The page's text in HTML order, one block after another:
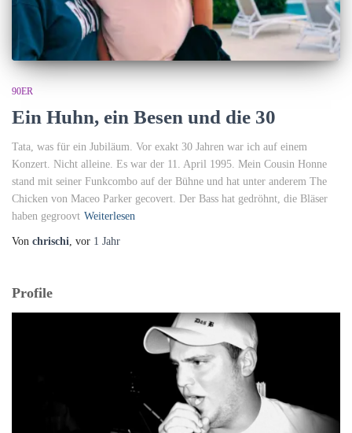
90ER
Ein Huhn, ein Besen und die 30
Tata, was für ein Jubiläum. Vor exakt 30 Jahren war ich auf einem
Konzert. Nicht alleine. Es war der 11. April 1995. Mein Cousin Honne
stand mit seiner Funkcombo auf der Bühne und hat unter anderem The
Chicken von Maceo Parker gecovert. Der Bass hat gedröhnt, die Bläser
haben gegroovt Weiterlesen
Von chrischi , vor 1 Jahr
Profile